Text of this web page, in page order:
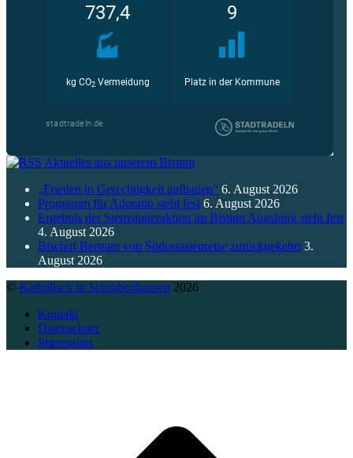
Aktuelles aus unserem Bistum
„Frieden in Gerechtigkeit aufbauen“ 6. August 2026
Programm für Adoratio steht fest 6. August 2026
Ergebnis der Sternsingeraktion im Bistum Augsburg steht fest
4. August 2026
Bischof Bertram von Südostasienreise zurückgekehrt 3.
August 2026
© Katholisch in Schrobenhausen 2026
Kontakt
Datenschutz
Impressum